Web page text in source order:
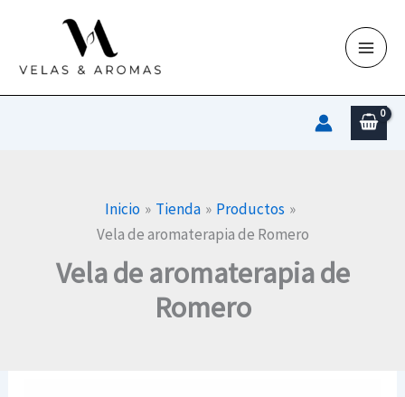
contenido
Inicio Tienda
Productos
Vela de aromaterapia de Romero
Vela de aromaterapia de
Romero